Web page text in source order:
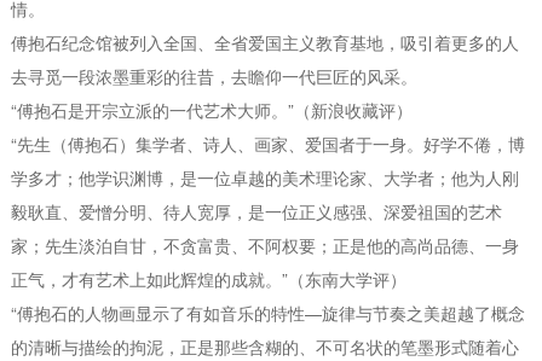
情。
傅抱石纪念馆被列入全国、全省爱国主义教育基地，吸引着更多的人
去寻觅一段浓墨重彩的往昔，去瞻仰一代巨匠的风采。
“傅抱石是开宗立派的一代艺术大师。”（新浪收藏评）
“先生（傅抱石）集学者、诗人、画家、爱国者于一身。好学不倦，博
学多才；他学识渊博，是一位卓越的美术理论家、大学者；他为人刚
毅耿直、爱憎分明、待人宽厚，是一位正义感强、深爱祖国的艺术
家；先生淡泊自甘，不贪富贵、不阿权要；正是他的高尚品德、一身
正气，才有艺术上如此辉煌的成就。”（东南大学评）
“傅抱石的人物画显示了有如音乐的特性—旋律与节奏之美超越了概念
的清晰与描绘的拘泥，正是那些含糊的、不可名状的笔墨形式随着心